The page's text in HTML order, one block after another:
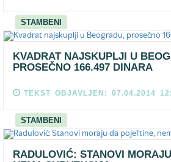
STAMBENI
KVADRAT NAJSKUPLJI U
PROSEČNO 166.497 DINARA
TEKST OBJAVLJEN: 07.04.2014
STAMBENI
RADULOVIĆ: STANOVI